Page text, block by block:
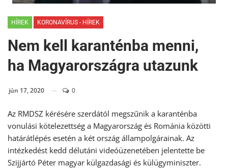
HÍREK KORONAVÍRUS - HÍREK
Nem kell karanténba menni,
ha Magyarországra utazunk
jún 17, 2020 0
Az RMDSZ kérésére szerdától megszűnik a karanténba
vonulási kötelezettség a Magyarország és Románia közötti
határátlépés esetén a két ország állampolgárainak. Az
intézkedést kedd délutáni videóüzenetében jelentette be
Szijjártó Péter magyar külgazdasági és külügyminiszter.